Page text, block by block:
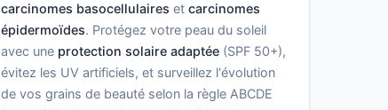
carcinomes basocellulaires et carcinomes
épidermoïdes. Protégez votre peau du soleil
avec une protection solaire adaptée(SPF 50+),
évitez les UV artificiels, et surveillez l'évolution
de vos grains de beauté selon la règle ABCDE